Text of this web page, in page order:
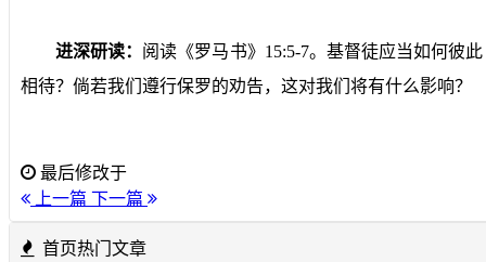
进深研读： 阅读《罗马书》 15:5-7。基督徒应当如何彼此
相待？倘若我们遵行保罗的劝告，这对我们将有什么影响？
最后修改于
上一篇 下一篇
首页热门文章